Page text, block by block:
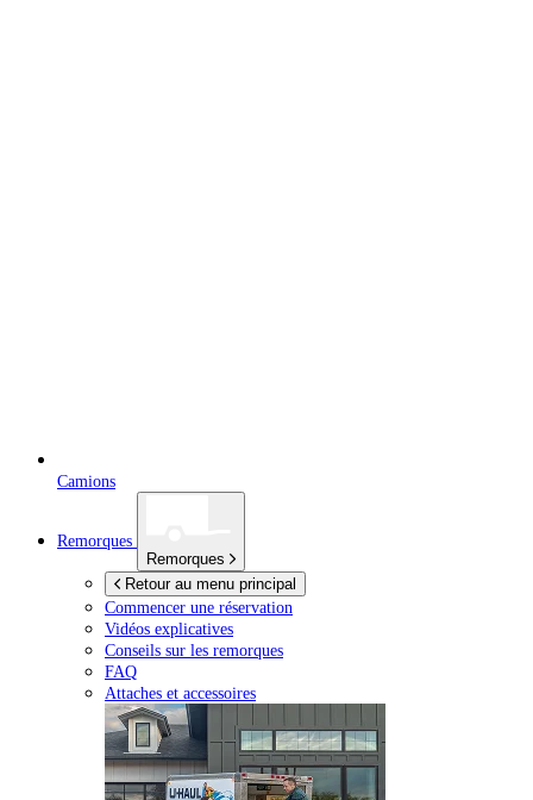
Camions
Remorques
Remorques
Retour au menu principal
Commencer une réservation
Vidéos explicatives
Conseils sur les remorques
FAQ
Attaches et accessoires